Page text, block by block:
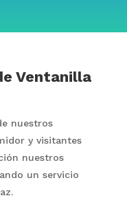
Ventanilla
nuestros
y visitantes
nuestros
un servicio